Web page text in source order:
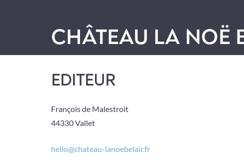
CHÂTEAU LA NOË
EDITEUR
François de Malestroit
44330 Vallet
hello@chateau-lanoebelair.fr